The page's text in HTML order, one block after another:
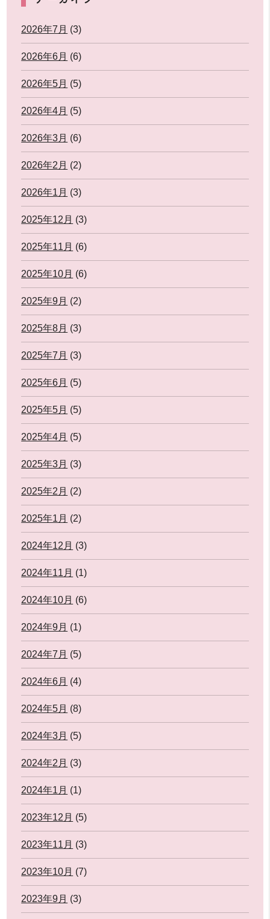
2026年7月 (3)
2026年6月 (6)
2026年5月 (5)
2026年4月 (5)
2026年3月 (6)
2026年2月 (2)
2026年1月 (3)
2025年12月 (3)
2025年11月 (6)
2025年10月 (6)
2025年9月 (2)
2025年8月 (3)
2025年7月 (3)
2025年6月 (5)
2025年5月 (5)
2025年4月 (5)
2025年3月 (3)
2025年2月 (2)
2025年1月 (2)
2024年12月 (3)
2024年11月 (1)
2024年10月 (6)
2024年9月 (1)
2024年7月 (5)
2024年6月 (4)
2024年5月 (8)
2024年3月 (5)
2024年2月 (3)
2024年1月 (1)
2023年12月 (5)
2023年11月 (3)
2023年10月 (7)
2023年9月 (3)